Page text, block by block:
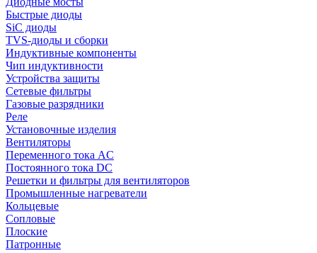
Быстрые диоды
SiC диоды
TVS-диоды и сборки
Индуктивные компоненты
Чип индуктивности
Устройства защиты
Сетевые фильтры
Газовые разрядники
Реле
Установочные изделия
Вентиляторы
Переменного тока AC
Постоянного тока DC
Решетки и фильтры для вентиляторов
Промышленные нагреватели
Кольцевые
Сопловые
Плоские
Патронные